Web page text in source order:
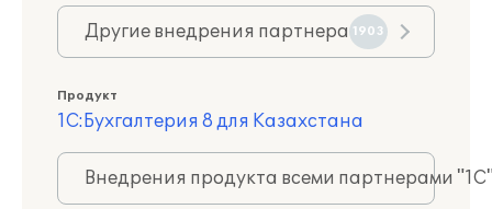
Другие внедрения партнера 1903
Продукт
1С:Бухгалтерия 8 для Казахстана
Внедрения продукта всеми партнерами